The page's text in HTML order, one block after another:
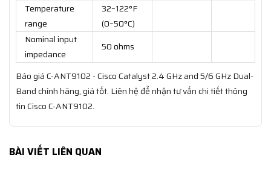
Temperature
range
32–122°F
(0–50°C)
Nominal input
impedance
50 ohms
Báo giá C-ANT9102 - Cisco Catalyst 2.4 GHz and 5/6 GHz Dual-
Band chính hãng, giá tốt. Liên hệ để nhận tư vấn chi tiết thông
tin Cisco C-ANT9102.
BÀI VIẾT LIÊN QUAN